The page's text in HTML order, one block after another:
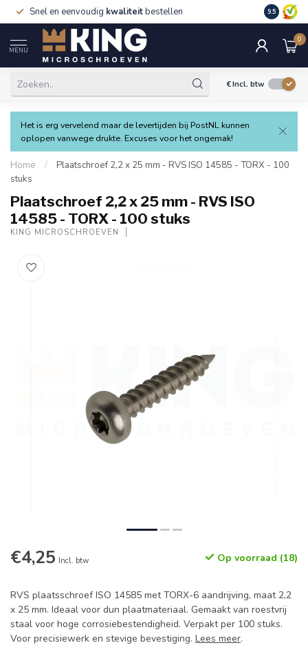
Snel en eenvoudig kwaliteitbestellen 9.5
MENU
0
€Incl. btw
Het is erg vervelend maar de levertijden bij PostNL kunnen
oplopen vanwege drukte. Excuses voor het ongemak!
Home /
Plaatschroef 2,2 x 25 mm - RVS ISO 14585 - TORX - 100
stuks
Plaatschroef 2,2 x 25 mm - RVS ISO
14585 - TORX - 100 stuks
KING MICROSCHROEVEN
€4,25 Incl. btw Op voorraad (18)
RVS plaatsschroef ISO 14585 met TORX-6 aandrijving, maat 2,2
x 25 mm. Ideaal voor dun plaatmateriaal. Gemaakt van roestvrij
staal voor hoge corrosiebestendigheid. Verpakt per 100 stuks.
Voor precisiewerk en stevige bevestiging. Lees meer.